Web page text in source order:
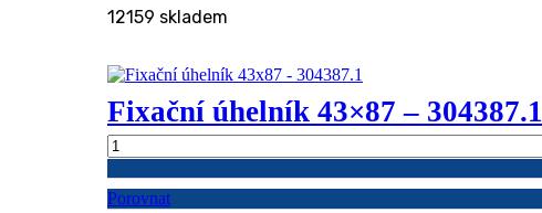
množství
12159 skladem
Fixační úhelník 43×87 – 304387.1
Fixační
úhelník
43x87
-Porovnat